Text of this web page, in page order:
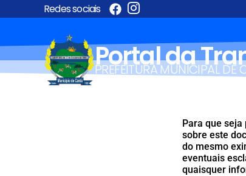
Redes sociais
Portal da
PREFEITURA MUNICIPAL DE
Para que
sobre este
do mesmo
eventuais
quaisquer